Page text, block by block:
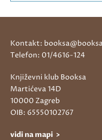
Kontakt:
Telefon: 01/4616-124
Književni klub Booksa
Martićeva 14D
10000 Zagreb
OIB: 65550102767
vidi na mapi >